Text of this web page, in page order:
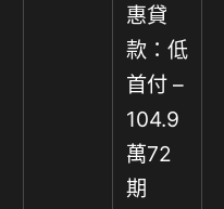
惠貸
款：低
首付 –
104.9
萬72
期